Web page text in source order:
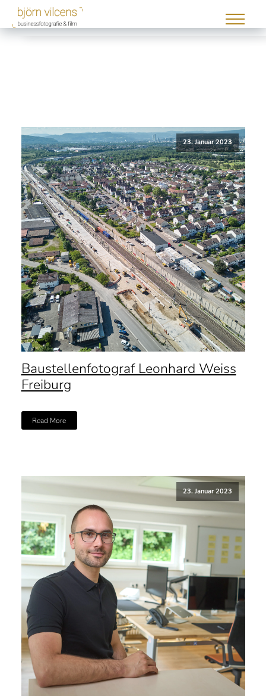
23. Januar 2023
Baustellenfotograf Leonhard Weiss
Freiburg
Read More
23. Januar 2023